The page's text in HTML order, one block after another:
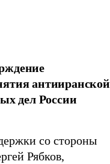
антииранской
дел России
со стороны
Рябков,